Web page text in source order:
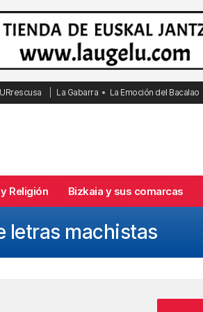
La Gabarra La Emoción del Bacalao
Religión Bizkaia y sus comarcas
letras machistas